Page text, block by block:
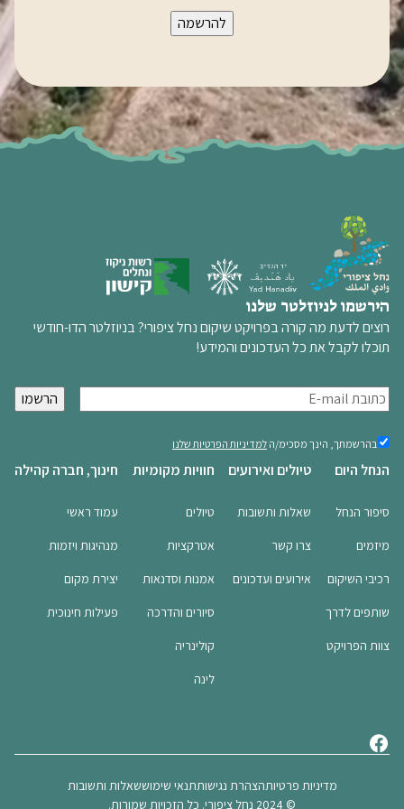
הירשמו לניוזלטר שלנו
רוצים לדעת מה קורה בפרויקט שיקום נחל ציפורי? בניוזלטר הדו-חודשי
תוכלו לקבל את כל העדכונים והמידע!
א
י
מ
ח
ה
בהרשמתך,
מסכימ/ה
בהרשמתך, הינך מסכימ/ה למדיניות הפרטיות שלנו
הנחל היום
סיפור הנחל
מיזמים
רכיבי השיקום
שותפים לדרך
צוות הפרויקט
טיולים ואירועים
שאלות ותשובות
צרו קשר
אירועים ועדכונים
חוויות מקומיות
טיולים
אטרקציות
אמנות וסדנאות
סיורים והדרכה
קולינריה
לינה
חינוך, חברה קהילה
עמוד ראשי
מנהיגות ויזמות
יצירת מקום
פעילות חינוכית
מדיניות פרטיותהצהרת נגישותתנאי שימוששאלות ותשובות
© 2024 נחל ציפורי. כל הזכויות שמורות.